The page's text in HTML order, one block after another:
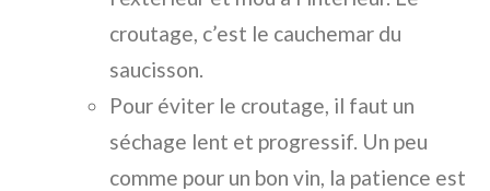
croutage, c’est le cauchemar du
saucisson.
Pour éviter le croutage, il faut un
séchage lent et progressif. Un peu
comme pour un bon vin, la patience est